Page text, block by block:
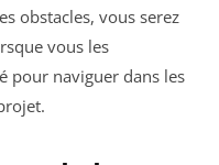
obstacles, vous serez
vous les
pour naviguer dans les